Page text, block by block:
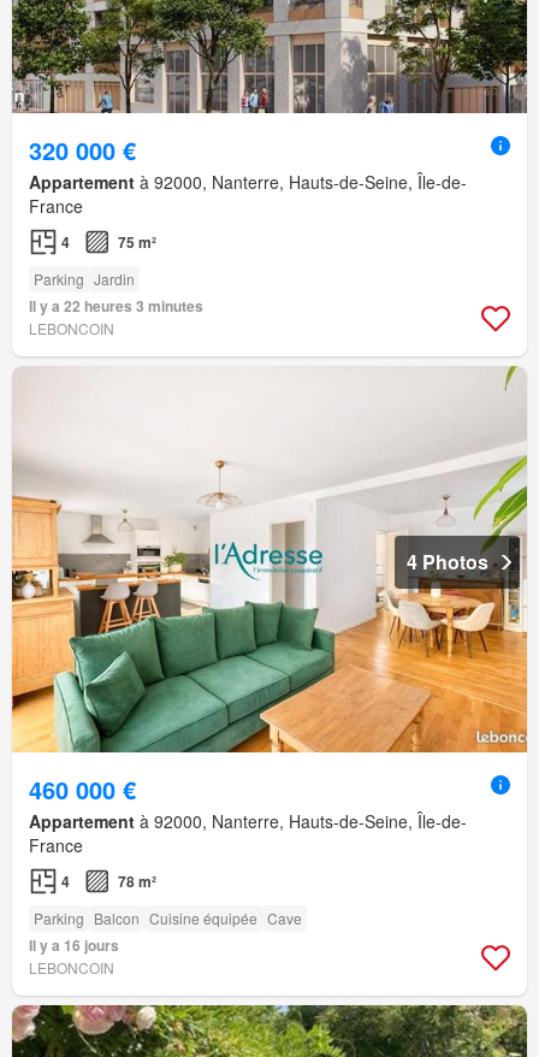
320 000 €
Appartement à 92000, Nanterre, Hauts-de-Seine, Île-de-
France
4 75 m²
Parking Jardin
Il y a 22 heures 3 minutes
LEBONCOIN
4 Photos
460 000 €
Appartement à 92000, Nanterre, Hauts-de-Seine, Île-de-
France
4 78 m²
Parking Balcon Cuisine équipée Cave
Il y a 16 jours
LEBONCOIN